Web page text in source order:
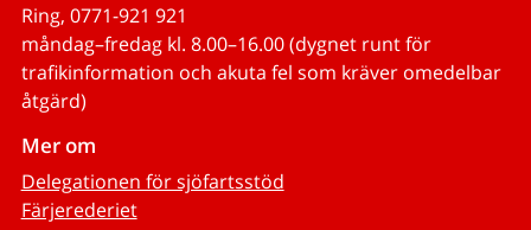
Ring, 0771-921 921
måndag–fredag kl. 8.00–16.00 (dygnet runt för
trafikinformation och akuta fel som kräver omedelbar
åtgärd)
Mer om
Delegationen för sjöfartsstöd
Färjerederiet